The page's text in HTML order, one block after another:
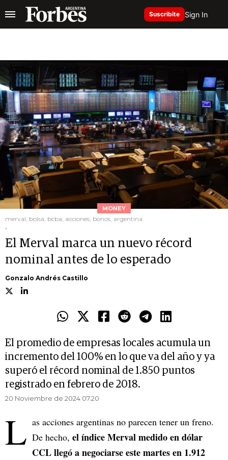
Suscribite Sign In
MONEY
merval, bolsa, bcba, acciones, bonos, argentina
.
El Merval marca un nuevo récord
nominal antes de lo esperado
Gonzalo Andrés Castillo
El promedio de empresas locales acumula un
incremento del 100% en lo que va del año y ya
superó el récord nominal de 1.850 puntos
registrado en febrero de 2018.
20 Noviembre de 2024 07.20
L as acciones argentinas no parecen tener un freno.
De hecho, el índice Merval medido en dólar
CCL llegó a negociarse este martes en 1.912